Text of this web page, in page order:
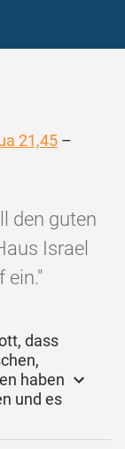
21,45 –
den guten
Israel
ein."
dass
haben
und es